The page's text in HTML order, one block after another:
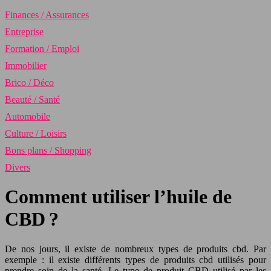
Finances / Assurances
Entreprise
Formation / Emploi
Immobilier
Brico / Déco
Beauté / Santé
Automobile
Culture / Loisirs
Bons plans / Shopping
Divers
Comment utiliser l’huile de
CBD ?
De nos jours, il existe de nombreux types de produits cbd. Par
exemple : il existe différents types de produits cbd utilisés pour